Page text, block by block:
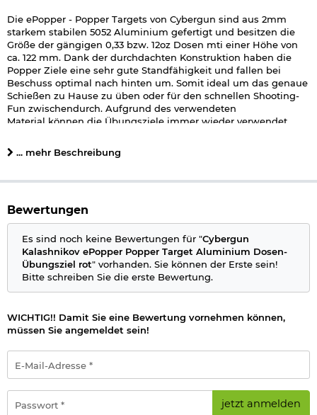
Die ePopper - Popper Targets von Cybergun sind aus 2mm
starkem stabilen 5052 Aluminium gefertigt und besitzen die
Größe der gängigen 0,33 bzw. 12oz Dosen mti einer Höhe von
ca. 122 mm. Dank der durchdachten Konstruktion haben die
Popper Ziele eine sehr gute Standfähigkeit und fallen bei
Beschuss optimal nach hinten um. Somit ideal um das genaue
Schießen zu Hause zu üben oder für den schnellen Shooting-
Fun zwischendurch. Aufgrund des verwendeten
Material können die Übungsziele immer wieder verwendet
Vereinigungen für Traningszwecke verwendet.
der lizenzierten Kalashnikov Ausführung mit rotem
Die Targets können als Feldziel im Garten, auf dem Airsoft-
Platz oder auch zum Indoor-Schießen verwendet werden.
Details:
Farbe: rot / silber
Inhalt: 1 Stück
Material: Metall mit Aufkleber
Marke: Cybergun / Kalashnikov
Auch verwendbar mit Luftpistolen oder
Kugeln - die Ziele verschleißen dadurch allerdings schneller.
Herstellerinformationen
... mehr Beschreibung
Bewertungen
Es sind noch keine Bewertungen für "Cybergun
Kalashnikov ePopper Popper Target Aluminium Dosen-
Übungsziel rot" vorhanden. Sie können der Erste sein!
Bitte schreiben Sie die erste Bewertung.
WICHTIG!! Damit Sie eine Bewertung vornehmen können,
müssen Sie angemeldet sein!
E-
Mail-
Adresse
*Passwort
jetzt anmelden